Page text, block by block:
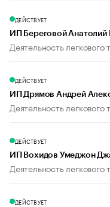
ДЕЙСТВУЕТ
ИП Береговой Анатолий
Деятельность легкового
ДЕЙСТВУЕТ
ИП Дрямов Андрей
Деятельность легкового
ДЕЙСТВУЕТ
ИП Вохидов Умеджон
Деятельность легкового
ДЕЙСТВУЕТ